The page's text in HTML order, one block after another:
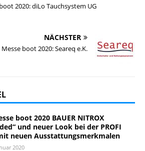
2020: diLo Tauchsystem UG
NÄCHSTER
Messe boot 2020: Seareq e.K.
boot 2020 BAUER NITROX
und neuer Look bei der PROFI
neuen Ausstattungsmerkmalen
2020